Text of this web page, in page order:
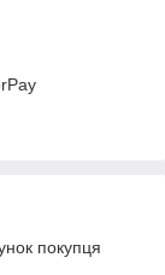
покупця